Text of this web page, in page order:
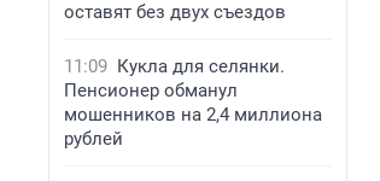
оставят без двух съездов
11:09 Кукла для селянки.
Пенсионер обманул
мошенников на 2,4 миллиона
рублей